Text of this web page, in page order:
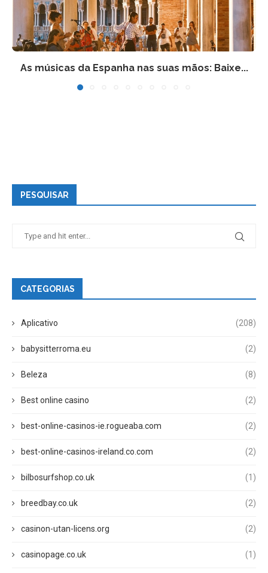
As músicas da Espanha nas suas mãos: Baixe...
PESQUISAR
CATEGORIAS
Aplicativo (208)
babysitterroma.eu (2)
Beleza (8)
Best online casino (2)
best-online-casinos-ie.rogueaba.com (2)
best-online-casinos-ireland.co.com (2)
bilbosurfshop.co.uk (1)
breedbay.co.uk (2)
casinon-utan-licens.org (2)
casinopage.co.uk (1)